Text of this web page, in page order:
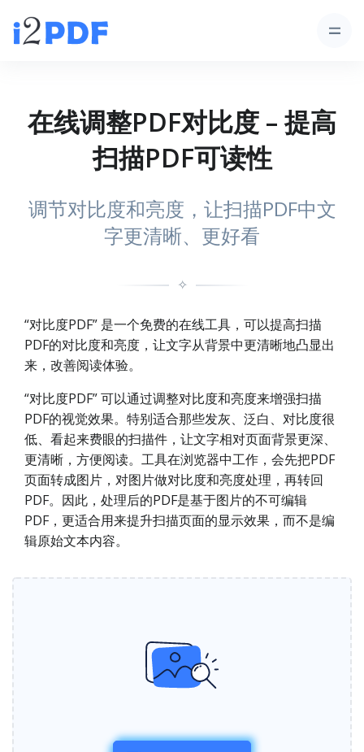
在线调整PDF对比度 – 提高
扫描PDF可读性
调节对比度和亮度，让扫描PDF中文
字更清晰、更好看
✧
“对比度PDF” 是一个免费的在线工具，可以提高扫描
PDF的对比度和亮度，让文字从背景中更清晰地凸显出
来，改善阅读体验。
“对比度PDF” 可以通过调整对比度和亮度来增强扫描
PDF的视觉效果。特别适合那些发灰、泛白、对比度很
低、看起来费眼的扫描件，让文字相对页面背景更深、
更清晰，方便阅读。工具在浏览器中工作，会先把PDF
页面转成图片，对图片做对比度和亮度处理，再转回
PDF。因此，处理后的PDF是基于图片的不可编辑
PDF，更适合用来提升扫描页面的显示效果，而不是编
辑原始文本内容。